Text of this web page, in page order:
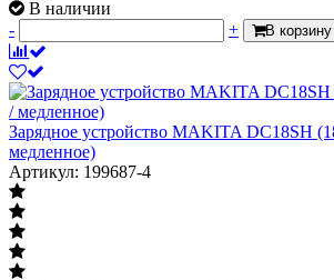
В наличии
-
+ В корзину
Зарядное устройство MAKITA DC18SH
медленное)
Артикул: 199687-4